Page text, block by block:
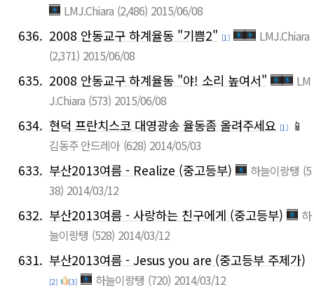
LMJ.Chiara (2,486) 2015/06/08
636. 2008 안동교구 하계율동 "기쁨2" [1]
LMJ.Chiara
(2,371) 2015/06/08
635. 2008 안동교구 하계율동 "야! 소리 높여서"
LM
J.Chiara (573) 2015/06/08
634. 현덕 프란치스코 대영광송 율동좀 올려주세요 [1] 📱
김동주 안드레아 (628) 2014/05/03
633. 부산2013여름 - Realize (중고등부) 하늘이랑탱 (5
38) 2014/03/12
632. 부산2013여름 - 사랑하는 친구에게 (중고등부)
하
늘이랑탱 (528) 2014/03/12
631. 부산2013여름 - Jesus you are (중고등부 주제가)
[2] [3] 하늘이랑탱 (720) 2014/03/12